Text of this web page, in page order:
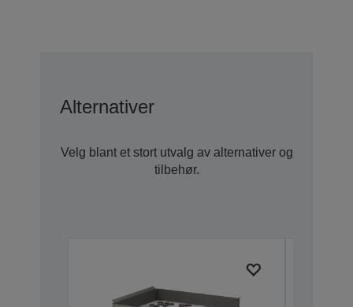
Alternativer
Velg blant et stort utvalg av alternativer og
tilbehør.